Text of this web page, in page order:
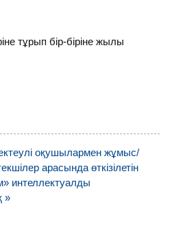
тұрып бір-біріне жылы
оқушылармен жұмыс/
арасында өткізілетін
интеллектуалды
»